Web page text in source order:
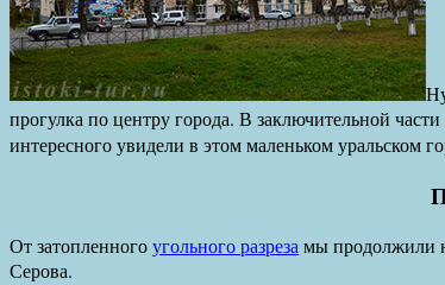
прогулка по центру города. В заключительной
интересного увидели в этом маленьком уральском
От затопленногоугольного разрезамы продолжили
Серова.